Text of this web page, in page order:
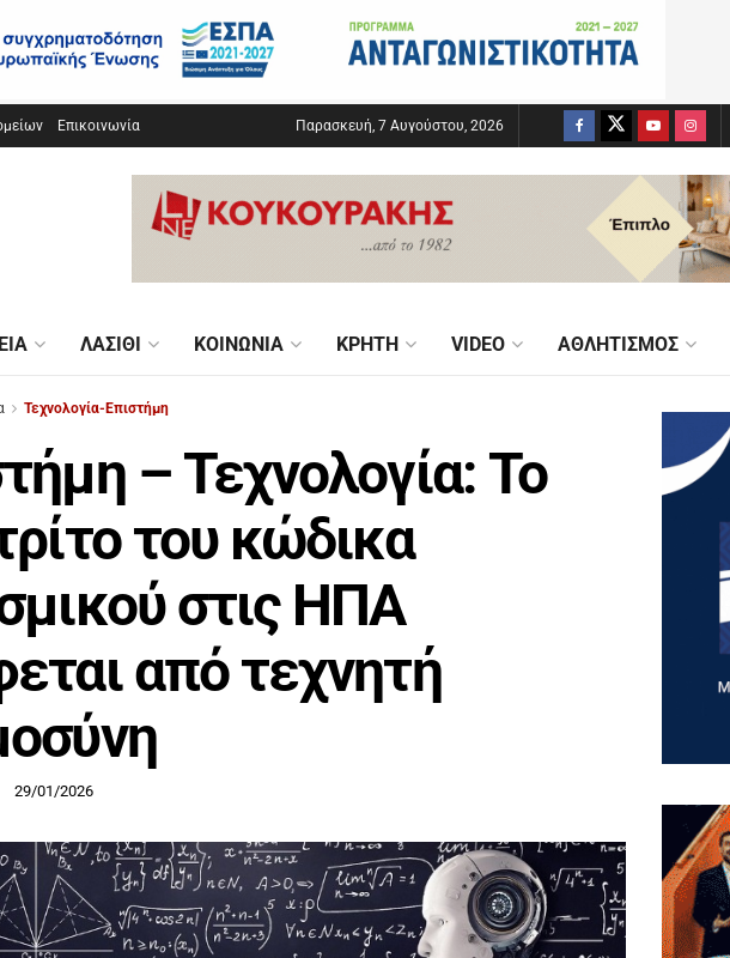
Επικοινωνία Παρασκευή, 7 Αυγούστου, 2026
ΛΑΣΊΘΙ ΚΟΙΝΩΝΊΑ ΚΡΉΤΗ VIDEO ΑΘΛΗΤΙΣΜΌΣ
Τεχνολογία-Επιστήμη
– Τεχνολογία: Το
του κώδικα
στις ΗΠΑ
από τεχνητή
29/01/2026